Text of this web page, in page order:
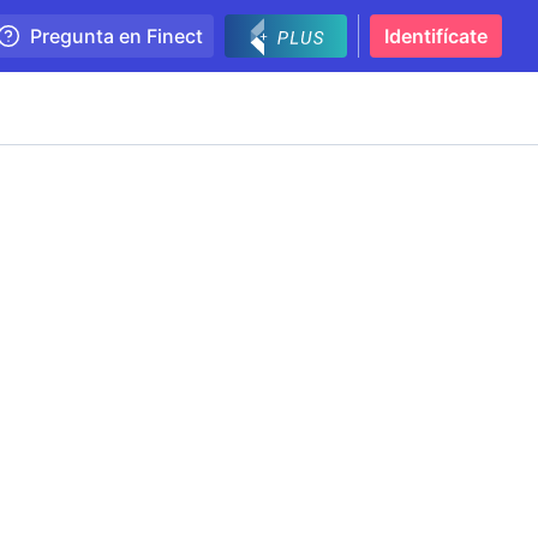
Pregunta en Finect Identifícate